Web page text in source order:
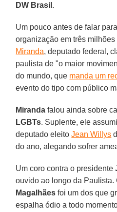
DW Brasil .
Um pouco antes de falar
organização em três milhões
Miranda, deputado federal,
paulista de "o maior
do mundo, que manda um
evento do tipo com público
Miranda falou ainda sobre
LGBTs. Suplente, ele
deputado eleitoJean Willys
do ano, alegando sofrer
Um coro contra o presidente
ouvido ao longo da Paulista.
Magalhães foi um dos que
espalha ódio a todo